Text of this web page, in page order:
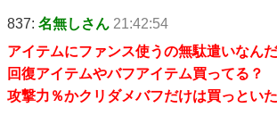
837: 名無しさん 21:42:54
アイテムにファンス使うの無駄遣いなん
回復アイテムやバフアイテム買ってる？
攻撃力％かクリダメバフだけは買っとい